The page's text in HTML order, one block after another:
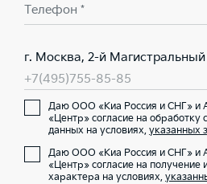
Телефон *
г. Москва, 2-й Магистральный
+7(495)755-85-85
Даю ООО «Киа Россия и СНГ» и
«Центр» согласие на обработку
данных на условиях, указанных
Даю ООО «Киа Россия и СНГ» и
«Центр» согласие на
характера на условиях,